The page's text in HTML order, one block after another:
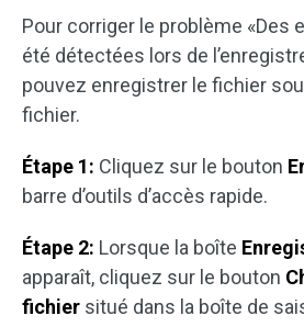
Pour corriger le problème «Des
été détectées lors de
pouvez enregistrer le fichier
fichier.
Étape 1: Cliquez sur le bouton
barre d’outils d’accès rapide.
Étape 2: Lorsque la boîte
apparaît, cliquez sur le bouton
fichier situé dans la boîte de